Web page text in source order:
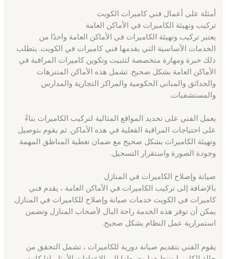
أمثلة على أعمال فني كاميرات الكويت
تركيب وتهيئة الكاميرات في الأماكن العامة
يعتبر تركيب وتهيئة الكاميرات في الأماكن العامة واحدًا من
الخدمات الأساسية التي يقدمها فني كاميرات في الكويت. يتطلب
ذلك خبرة ومهارة متخصصة لتثبيت وتكوين كاميرات المراقبة في
الأماكن العامة بشكل صحيح. تشمل هذه الأماكن المتنزهات
والحدائق والمباني الحكومية والمراكز التجارية والمدارس
والمستشفيات.
يعمل الفني على تحديد المواقع المثالية لتركيب الكاميرات بناءً
على احتياجات المراقبة الفعلية في هذه الأماكن. ثم يقوم بتوصيل
وتهيئة الكاميرات بشكل صحيح مع ضمان تغطية المناطق المهمة
وجودة الصورة واستقرار التسجيل.
صيانة وإصلاح الكاميرات في المنازل
بالإضافة إلى تركيب الكاميرات في الأماكن العامة ، يقدم فني
كاميرات في الكويت خدمات صيانة وإصلاح للكاميرات في المنازل.
يمكن أن توفر هذه الخدمة راحة البال لأصحاب المنازل وتضمن
استمرارية عمل النظام بشكل صحيح.
يقوم الفني بتقديم صيانة دورية للكاميرات ، تشمل التحقق من